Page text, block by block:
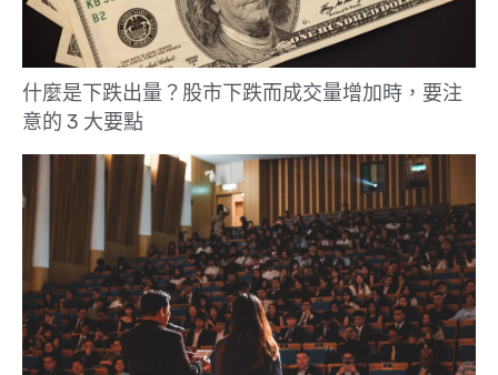
什麼是下跌出量？股市下跌而成交量增加時，要注
意的 3 大要點